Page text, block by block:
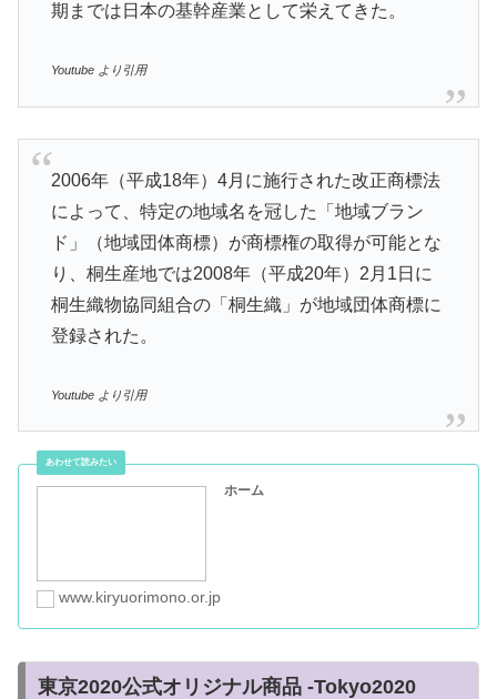
期までは日本の基幹産業として栄えてきた。
Youtube より引用
2006年（平成18年）4月に施行された改正商標法
によって、特定の地域名を冠した「地域ブラン
ド」（地域団体商標）が商標権の取得が可能とな
り、桐生産地では2008年（平成20年）2月1日に
桐生織物協同組合の「桐生織」が地域団体商標に
登録された。
Youtube より引用
ホーム
www.kiryuorimono.or.jp
東京2020公式オリジナル商品 -Tokyo2020